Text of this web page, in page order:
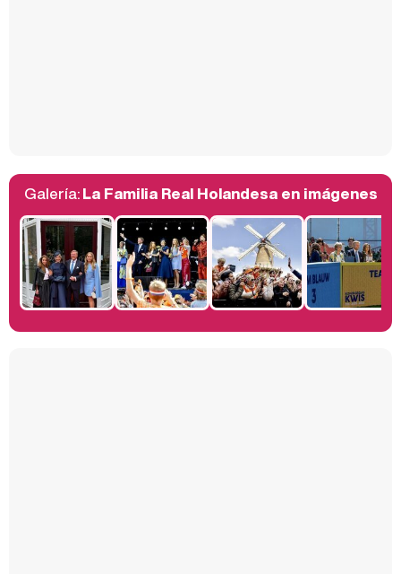
Belén Esteban: "Estoy emocionada, muy contenta y muy feliz por llegar a RTVE"
Manu Baqueiro: "Tuve como referente a Bruce Willis en 'Luz de Luna' para mi trabajo en la serie 'Perdiendo el juicio'"
Galería:La Familia Real Holandesa en imágenes